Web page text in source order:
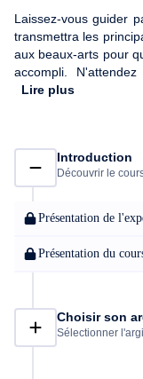
Laissez-vous guider
transmettra les
aux beaux-arts pour
accompli.
passionnante d'un
Lire plus
Introduction
Découvrir le
Présentation de
Présentation du
Choisir son
Sélectionner